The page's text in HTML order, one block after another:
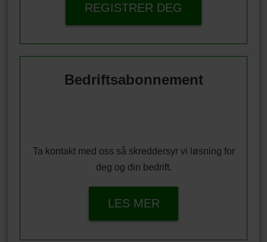
REGISTRER DEG
Bedriftsabonnement
Ta kontakt med oss så skreddersyr vi løsning for
deg og din bedrift.
LES MER